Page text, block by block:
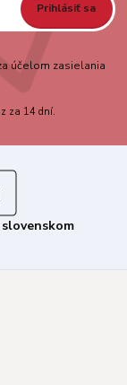
Prihlásiť sa
účelom zasielania
za 14 dní.